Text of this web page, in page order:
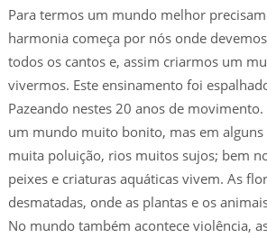
Para termos um mundo melhor
harmonia começa por nós onde
todos os cantos e, assim criarmos um
vivermos. Este ensinamento foi
Pazeando nestes 20 anos de
um mundo muito bonito, mas em alguns
muita poluição, rios muitos sujos; bem
peixes e criaturas aquáticas vivem. As
desmatadas, onde as plantas e os
No mundo também acontece violência,